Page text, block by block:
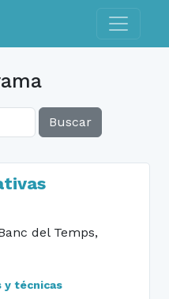
Toggle
Buscar
del Temps,
y técnicas